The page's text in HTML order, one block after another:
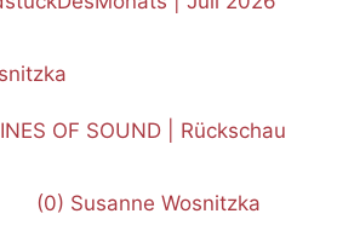
OF SOUND | Rückschau
(0) Susanne Wosnitzka